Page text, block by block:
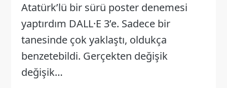
Atatürk’lü bir sürü poster denemesi
yaptırdım DALL·E 3’e. Sadece bir
tanesinde çok yaklaştı, oldukça
benzetebildi. Gerçekten değişik
değişik…